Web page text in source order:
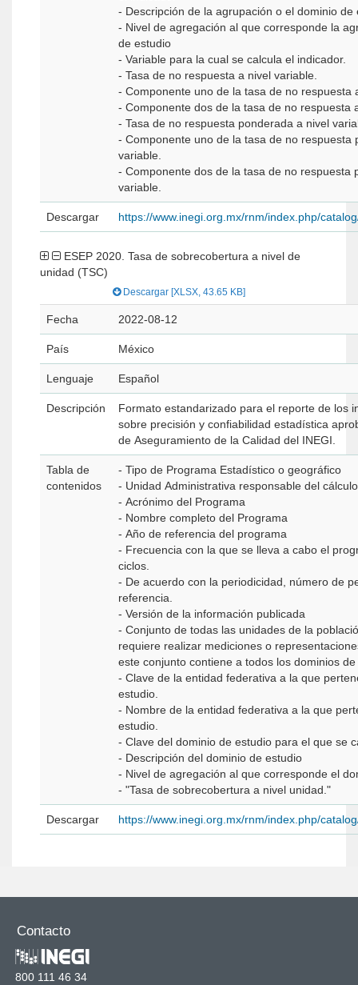
- Descripción de la agrupación o el dominio
- Nivel de agregación al que corresponde la
de estudio
- Variable para la cual se calcula el indicador.
- Tasa de no respuesta a nivel variable.
- Componente uno de la tasa de no respuesta
- Componente dos de la tasa de no respuesta
- Tasa de no respuesta ponderada a nivel
- Componente uno de la tasa de no respuesta
variable.
- Componente dos de la tasa de no respuesta
variable.
Descargar https://www.inegi.org.mx/rnm/index.php/
unidad (TSC)
Descargar [XLSX, 43.65 KB]
Fecha 2022-08-12
País México
Lenguaje Español
Descripción
Formato estandarizado para el reporte de los
sobre precisión y confiabilidad estadística
de Aseguramiento de la Calidad del INEGI.
Tabla de
contenidos
- Tipo de Programa Estadístico o geográfico
- Unidad Administrativa responsable del
- Acrónimo del Programa
- Nombre completo del Programa
- Año de referencia del programa
- Frecuencia con la que se lleva a cabo el
ciclos.
- De acuerdo con la periodicidad, número de
referencia.
- Versión de la información publicada
- Conjunto de todas las unidades de la
requiere realizar mediciones o
este conjunto contiene a todos los dominios
- Clave de la entidad federativa a la que
estudio.
- Nombre de la entidad federativa a la que
estudio.
- Clave del dominio de estudio para el que se
- Descripción del dominio de estudio
- Nivel de agregación al que corresponde el
- "Tasa de sobrecobertura a nivel unidad."
Descargar https://www.inegi.org.mx/rnm/index.php/
Contacto
800 111 46 34